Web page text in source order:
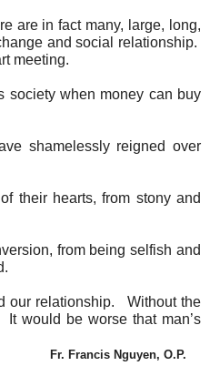
are in fact many, large, long,
and social relationship.
meeting.
society when money can buy
shamelessly reigned over
their hearts, from stony and
from being selfish and
our relationship. Without the
would be worse that man’s
Fr. Francis Nguyen, O.P.